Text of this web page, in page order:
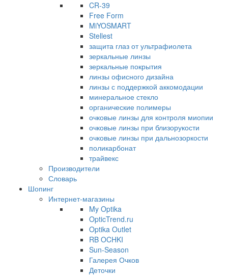
CR-39
Free Form
MiYOSMART
Stellest
защита глаз от ультрафиолета
зеркальные линзы
зеркальные покрытия
линзы офисного дизайна
линзы с поддержкой аккомодации
минеральное стекло
органические полимеры
очковые линзы для контроля миопии
очковые линзы при близорукости
очковые линзы при дальнозоркости
поликарбонат
трайвекс
Производители
Словарь
Шопинг
Интернет-магазины
My Optika
OpticTrend.ru
Optika Outlet
RB OCHKI
Sun-Season
Галерея Очков
Деточки